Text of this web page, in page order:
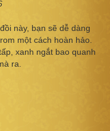
này, bạn sẽ dễ dàng
một cách hoàn hảo.
xanh ngắt bao quanh
ra.